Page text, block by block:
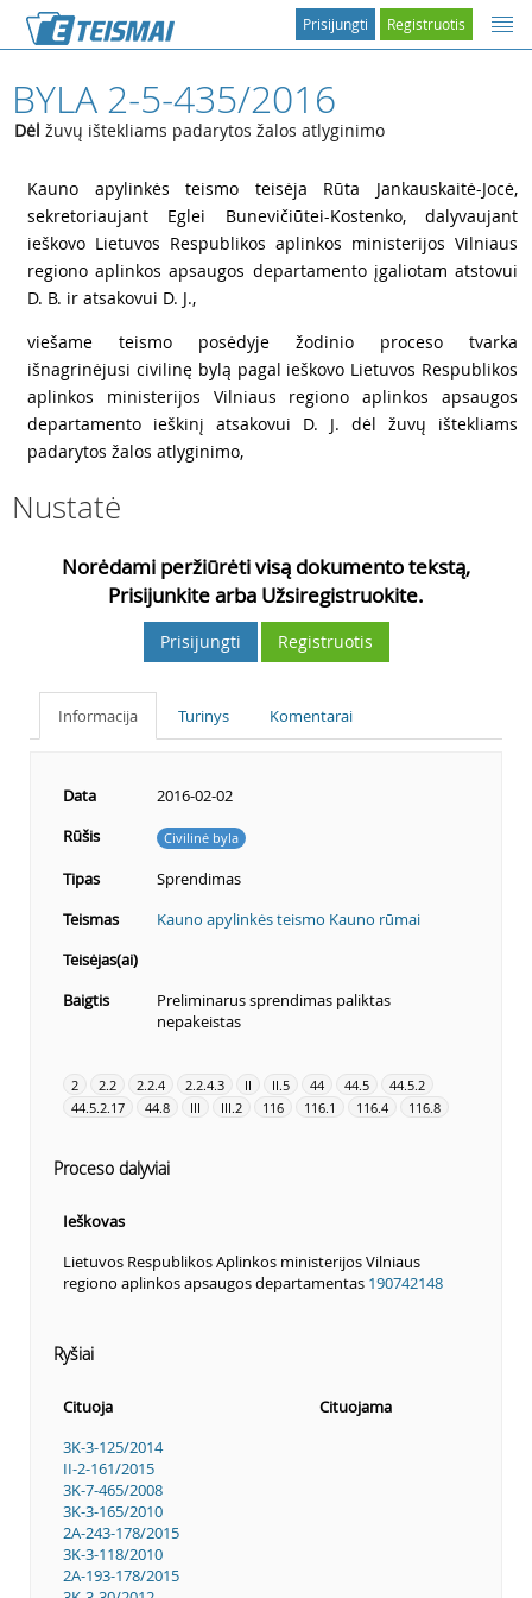
Registruotis
Prisijungti
BYLA 2-5-435/2016
Dėl žuvų ištekliams padarytos žalos atlyginimo
Kauno apylinkės teismo teisėja Rūta Jankauskaitė-Jocė,
sekretoriaujant Eglei Bunevičiūtei-Kostenko, dalyvaujant
ieškovo Lietuvos Respublikos aplinkos ministerijos Vilniaus
regiono aplinkos apsaugos departamento įgaliotam atstovui
D. B. ir atsakovui D. J.,
viešame teismo posėdyje žodinio proceso tvarka
išnagrinėjusi civilinę bylą pagal ieškovo Lietuvos Respublikos
aplinkos ministerijos Vilniaus regiono aplinkos apsaugos
departamento ieškinį atsakovui D. J. dėl žuvų ištekliams
padarytos žalos atlyginimo,
Nustatė
Norėdami peržiūrėti visą dokumento tekstą,
Prisijunkite arba Užsiregistruokite.
Prisijungti Registruotis
Informacija Turinys Komentarai
Data
2016-02-02
Rūšis
Civilinė byla
Tipas
Sprendimas
Teismas
Kauno apylinkės teismo Kauno rūmai
Teisėjas(ai)
Baigtis
Preliminarus sprendimas paliktas
nepakeistas
2 2.2 2.2.4 2.2.4.3 II II.5 44 44.5
44.5.2
44.5.2.17
44.8 III III.2 116 116.1 116.4 116.8
Proceso dalyviai
Ieškovas
Lietuvos Respublikos Aplinkos ministerijos Vilniaus
regiono aplinkos apsaugos departamentas 190742148
Ryšiai
Cituoja
Cituojama
3K-3-125/2014
II-2-161/2015
3K-7-465/2008
3K-3-165/2010
2A-243-178/2015
3K-3-118/2010
2A-193-178/2015